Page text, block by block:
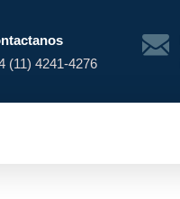
(11) 4241-4276